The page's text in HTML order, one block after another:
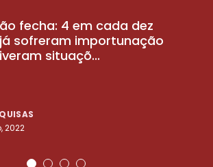
fecha: 4 em cada dez
sofreram importunação
situaçõ...
2022